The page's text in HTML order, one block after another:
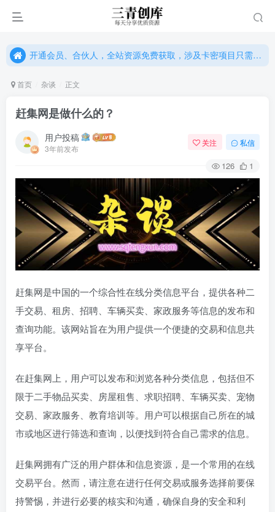
开通会员、合伙人，全站资源免费获取，涉及卡密项目只需单独购卡密（位置：网站右下悬浮按钮）
开通会员、合伙人，全站资源免费获取，涉及卡密项目只需单独购卡密（位置：网站右下悬浮按钮）
首页 杂谈 正文
赶集网是做什么的？
用户投稿
3年前发布
关注 私信
126 1
赶集网是中国的一个综合性在线分类信息平台，提供各种二
手交易、租房、招聘、车辆买卖、家政服务等信息的发布和
查询功能。该网站旨在为用户提供一个便捷的交易和信息共
享平台。
在赶集网上，用户可以发布和浏览各种分类信息，包括但不
限于二手物品买卖、房屋租售、求职招聘、车辆买卖、宠物
交易、家政服务、教育培训等。用户可以根据自己所在的城
市或地区进行筛选和查询，以便找到符合自己需求的信息。
赶集网拥有广泛的用户群体和信息资源，是一个常用的在线
交易平台。然而，请注意在进行任何交易或服务选择前要保
持警惕，并进行必要的核实和沟通，确保自身的安全和利